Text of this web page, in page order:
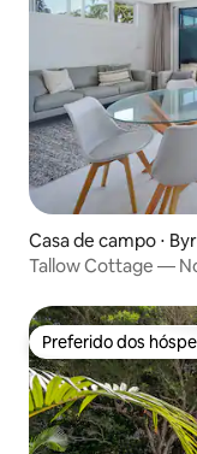
Casa de campo ⋅
Tallow Cottage —
Preferido dos
Preferido dos